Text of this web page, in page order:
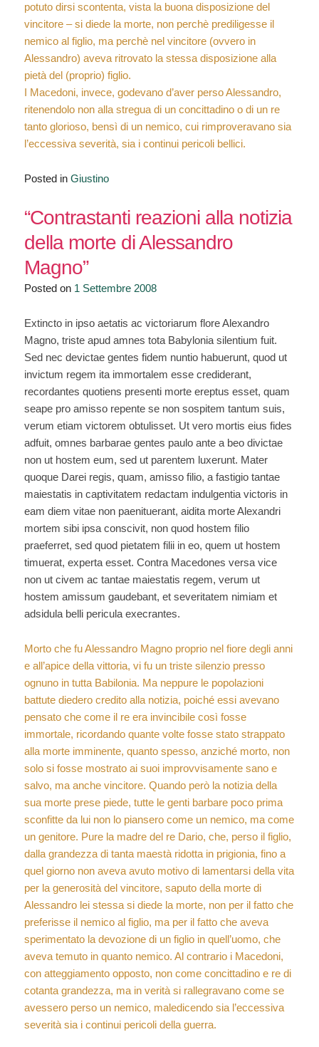
potuto dirsi scontenta, vista la buona disposizione del
vincitore – si diede la morte, non perchè prediligesse il
nemico al figlio, ma perchè nel vincitore (ovvero in
Alessandro) aveva ritrovato la stessa disposizione alla
pietà del (proprio) figlio.
I Macedoni, invece, godevano d’aver perso Alessandro,
ritenendolo non alla stregua di un concittadino o di un re
tanto glorioso, bensì di un nemico, cui rimproveravano sia
l’eccessiva severità, sia i continui pericoli bellici.
Posted in Giustino
“Contrastanti reazioni alla notizia
della morte di Alessandro
Magno”
Posted on 1 Settembre 2008
Extincto in ipso aetatis ac victoriarum flore Alexandro
Magno, triste apud amnes tota Babylonia silentium fuit.
Sed nec devictae gentes fidem nuntio habuerunt, quod ut
invictum regem ita immortalem esse crediderant,
recordantes quotiens presenti morte ereptus esset, quam
seape pro amisso repente se non sospitem tantum suis,
verum etiam victorem obtulisset. Ut vero mortis eius fides
adfuit, omnes barbarae gentes paulo ante a beo divictae
non ut hostem eum, sed ut parentem luxerunt. Mater
quoque Darei regis, quam, amisso filio, a fastigio tantae
maiestatis in captivitatem redactam indulgentia victoris in
eam diem vitae non paenituerant, aidita morte Alexandri
mortem sibi ipsa conscivit, non quod hostem filio
praeferret, sed quod pietatem filii in eo, quem ut hostem
timuerat, experta esset. Contra Macedones versa vice
non ut civem ac tantae maiestatis regem, verum ut
hostem amissum gaudebant, et severitatem nimiam et
adsidula belli pericula execrantes.
Morto che fu Alessandro Magno proprio nel fiore degli anni
e all’apice della vittoria, vi fu un triste silenzio presso
ognuno in tutta Babilonia. Ma neppure le popolazioni
battute diedero credito alla notizia, poiché essi avevano
pensato che come il re era invincibile così fosse
immortale, ricordando quante volte fosse stato strappato
alla morte imminente, quanto spesso, anziché morto, non
solo si fosse mostrato ai suoi improvvisamente sano e
salvo, ma anche vincitore. Quando però la notizia della
sua morte prese piede, tutte le genti barbare poco prima
sconfitte da lui non lo piansero come un nemico, ma come
un genitore. Pure la madre del re Dario, che, perso il figlio,
dalla grandezza di tanta maestà ridotta in prigionia, fino a
quel giorno non aveva avuto motivo di lamentarsi della vita
per la generosità del vincitore, saputo della morte di
Alessandro lei stessa si diede la morte, non per il fatto che
preferisse il nemico al figlio, ma per il fatto che aveva
sperimentato la devozione di un figlio in quell’uomo, che
aveva temuto in quanto nemico. Al contrario i Macedoni,
con atteggiamento opposto, non come concittadino e re di
cotanta grandezza, ma in verità si rallegravano come se
avessero perso un nemico, maledicendo sia l’eccessiva
severità sia i continui pericoli della guerra.